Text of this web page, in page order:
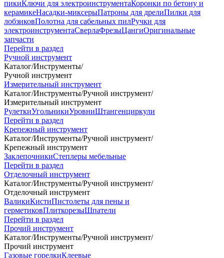
пикиКлючи для электроинструментаКоронки по бетону и
керамикеНасадки-миксерыПатроны для дрелиПилки для
лобзиковПолотна для сабельных пилРучки для
электроинструментаСверлаФрезыЦангиОригинальные
запчасти
Перейти в раздел
Ручной инструмент
Каталог/Инструменты/
Ручной инструмент
Измерительный инструмент
Каталог/Инструменты/Ручной инструмент/
Измерительный инструмент
РулеткиУгольникиУровниШтангенциркули
Перейти в раздел
Крепежный инструмент
Каталог/Инструменты/Ручной инструмент/
Крепежный инструмент
ЗаклепочникиСтеплеры мебельные
Перейти в раздел
Отделочный инструмент
Каталог/Инструменты/Ручной инструмент/
Отделочный инструмент
ВаликиКистиПистолеты для пены и
герметиковПлиткорезыШпатели
Перейти в раздел
Прочий инструмент
Каталог/Инструменты/Ручной инструмент/
Прочий инструмент
Газовые горелкиКлеевые